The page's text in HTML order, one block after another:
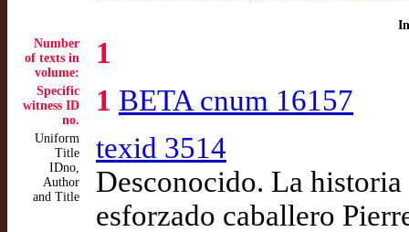
Number
of texts in
volume:
1
Specific
witness ID
no.
1 BETA cnum 16157
Uniform
Title
IDno,
Author
and Title
texid 3514
Desconocido. La
esforzado caballero